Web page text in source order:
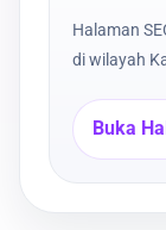
Halaman
di wilayah
Buka